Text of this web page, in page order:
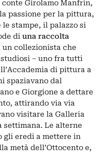
conte Girolamo Manfrin,
passione per la pittura,
stampe, il palazzo si
di una raccolta
un collezionista che
– uno fra tutti
di pittura a
spaziavano dal
e Giorgione a dettare
attirando via via
visitare la Galleria
Le alterne
gli eredi a mettere in
metà dell’Ottocento e,